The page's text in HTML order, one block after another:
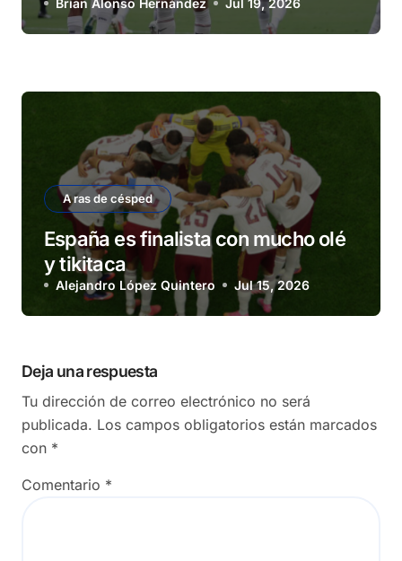
Brian Alonso Hernández Jul 19, 2026
A ras de césped
España es finalista con mucho olé
y tikitaca
Alejandro López Quintero Jul 15, 2026
Deja una respuesta
Tu dirección de correo electrónico no será
publicada. Los campos obligatorios están marcados
con *
Comentario *